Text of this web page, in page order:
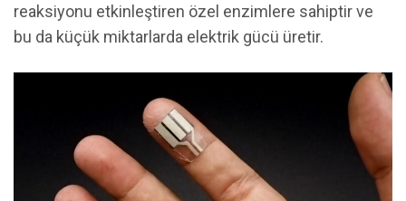
reaksiyonu etkinleştiren özel enzimlere sahiptir ve
bu da küçük miktarlarda elektrik gücü üretir.